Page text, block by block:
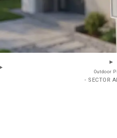
Outdoor
- SECTOR